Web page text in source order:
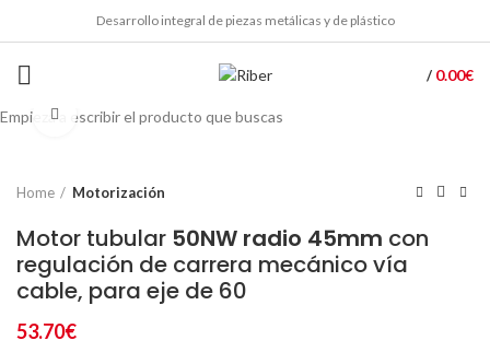
Desarrollo integral de piezas metálicas y de plástico
/ 0.00€
Click to enlarge
Home Motorización
Motor tubular 50NW radio 45mm con
regulación de carrera mecánico vía
cable, para eje de 60
53.70€
Empieza a escribir el producto que buscas